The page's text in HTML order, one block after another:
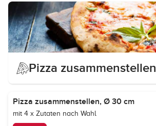
Pizza zusammenstellen
Pizza zusammenstellen, Ø 30 cm
mit 4 x Zutaten nach Wahl